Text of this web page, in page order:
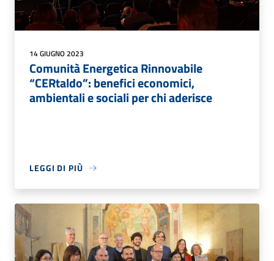
14 GIUGNO 2023
Comunità Energetica Rinnovabile
“CERtaldo”: benefici economici,
ambientali e sociali per chi aderisce
LEGGI DI PIÙ